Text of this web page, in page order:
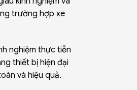
trường hợp xe
nghiệm thực tiễn
thiết bị hiện đại
và hiệu quả.